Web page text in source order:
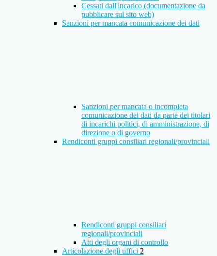
Cessati dall'incarico (documentazione da
pubblicare sul sito web)
Sanzioni per mancata comunicazione dei dati
Sanzioni per mancata o incompleta
comunicazione dei dati da parte dei titolari
di incarichi politici, di amministrazione, di
direzione o di governo
Rendiconti gruppi consiliari regionali/provinciali
Rendiconti gruppi consiliari
regionali/provinciali
Atti degli organi di controllo
Articolazione degli uffici 2